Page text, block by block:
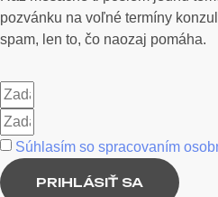
pozvánku na voľné termíny
spam, len to, čo naozaj pomáha.
Súhlasím so spracovaním
PRIHLÁSIŤ SA